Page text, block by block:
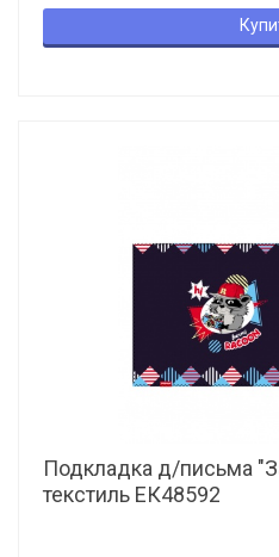
Подкладка д/письма
текстиль ЕК48592